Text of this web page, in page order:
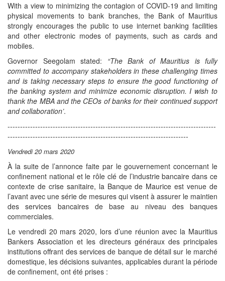
With a view to minimizing the contagion of COVID-19 and limiting
physical movements to bank branches, the Bank of Mauritius
strongly encourages the public to use internet banking facilities
and other electronic modes of payments, such as cards and
mobiles.
Governor Seegolam stated: “The Bank of Mauritius is fully
committed to accompany stakeholders in these challenging times
and is taking necessary steps to ensure the good functioning of
the banking system and minimize economic disruption. I wish to
thank the MBA and the CEOs of banks for their continued support
and collaboration’.
-----------------------------------------------------------------------------------
------------------------------------------------------------------------
Vendredi 20 mars 2020
À la suite de l’annonce faite par le gouvernement concernant le
confinement national et le rôle clé de l’industrie bancaire dans ce
contexte de crise sanitaire, la Banque de Maurice est venue de
l’avant avec une série de mesures qui visent à assurer le maintien
des services bancaires de base au niveau des banques
commerciales.
Le vendredi 20 mars 2020, lors d’une réunion avec la Mauritius
Bankers Association et les directeurs généraux des principales
institutions offrant des services de banque de détail sur le marché
domestique, les décisions suivantes, applicables durant la période
de confinement, ont été prises :